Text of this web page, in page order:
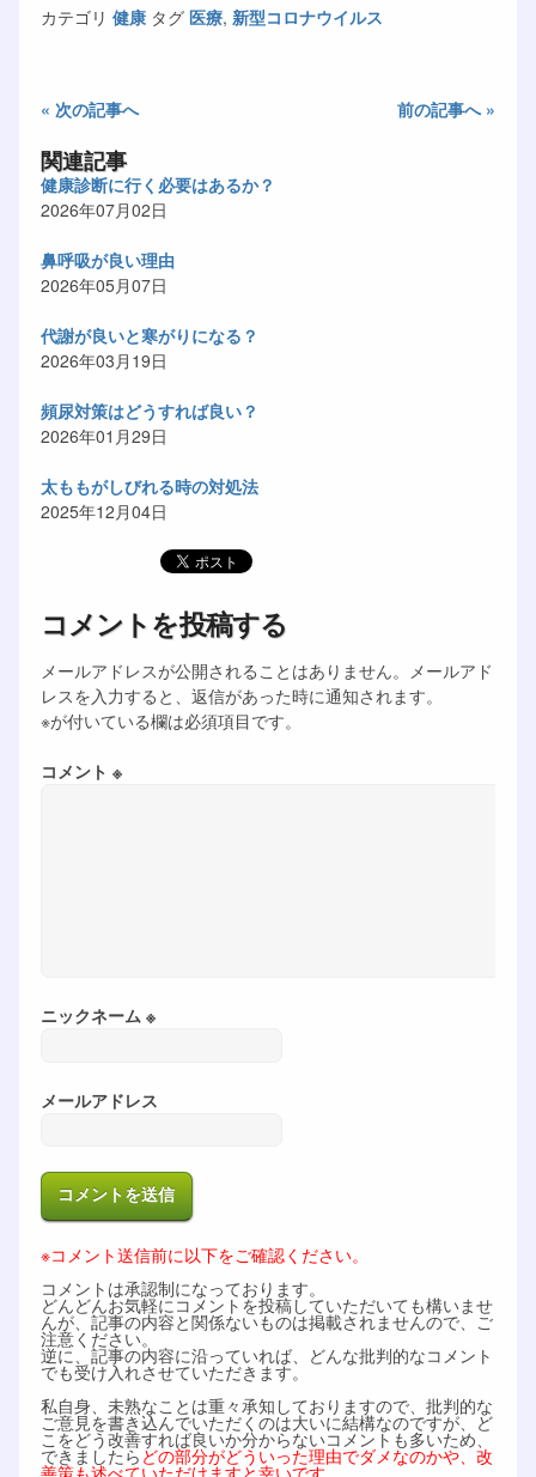
カテゴリ 健康 タグ 医療, 新型コロナウイルス
« 次の記事へ 前の記事へ »
関連記事
健康診断に行く必要はあるか？
2026年07月02日
鼻呼吸が良い理由
2026年05月07日
代謝が良いと寒がりになる？
2026年03月19日
頻尿対策はどうすれば良い？
2026年01月29日
太ももがしびれる時の対処法
2025年12月04日
コメントを投稿する
メールアドレスが公開されることはありません。メールアド
レスを入力すると、返信があった時に通知されます。
※が付いている欄は必須項目です。
コメント ※
ニックネーム ※
メールアドレス
※コメント送信前に以下をご確認ください。
コメントは承認制になっております。
どんどんお気軽にコメントを投稿していただいても構いませ
んが、記事の内容と関係ないものは掲載されませんので、ご
注意ください。
逆に、記事の内容に沿っていれば、どんな批判的なコメント
でも受け入れさせていただきます。
私自身、未熟なことは重々承知しておりますので、批判的な
ご意見を書き込んでいただくのは大いに結構なのですが、ど
こをどう改善すれば良いか分からないコメントも多いため、
できましたら どの部分がどういった理由でダメなのかや、改
善策も述べていただけますと幸いです。